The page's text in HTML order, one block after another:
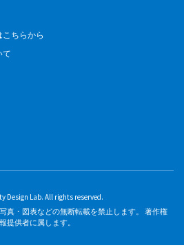
ちらから
て
Design Lab. All rights reserved.
真・図表などの無断転載を禁止します。 著作権
提供者に属します。